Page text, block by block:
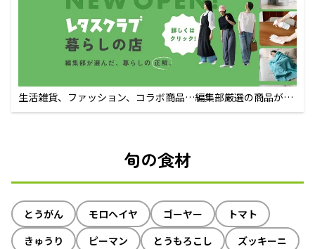
生活雑貨、ファッション、コラボ商品…編集部厳選の商品が買
えるECサイト
旬の食材
とうがん モロヘイヤ ゴーヤー
トマト
きゅうり
ピーマン とうもろこし ズッキーニ